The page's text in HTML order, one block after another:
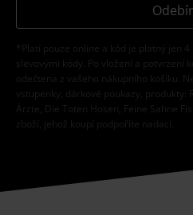
*Platí pouze online a kód je platný jen
slevovými kódy. Po vložení a potvrzení
odečtena z vašeho nákupního košíku.
vstupenky, dárkové poukazy,
Ärzte, Die Toten Hosen, Feine Sahne
zboží, jehož koupí podpoříte nadaci.